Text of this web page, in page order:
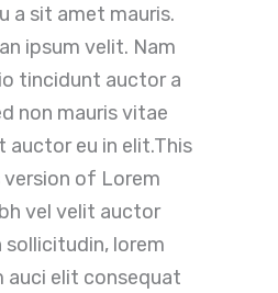
a sit amet mauris.
ipsum velit. Nam
tincidunt auctor a
non mauris vitae
auctor eu in elit.This
version of Lorem
vel velit auctor
sollicitudin, lorem
auci elit consequat